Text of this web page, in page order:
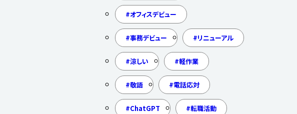
オフィスデビュー
事務デビュー リニューアル
涼しい 軽作業
敬語 電話応対
ChatGPT 転職活動